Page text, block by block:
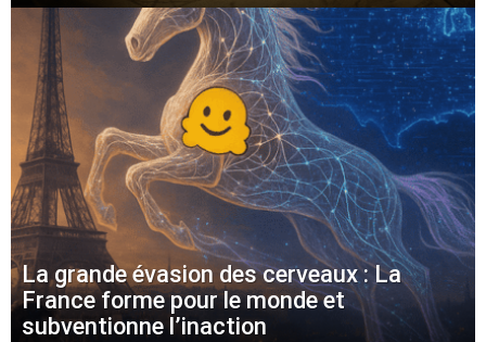
La grande évasion des cerveaux : La
France forme pour le monde et
subventionne l’inaction